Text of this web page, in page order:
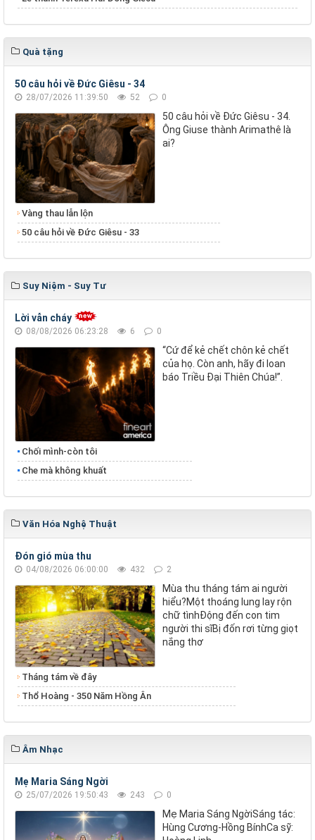
Quà tặng
50 câu hỏi về Đức Giêsu - 34
28/07/2026 11:39:50 52 0
50 câu hỏi về Đức Giêsu - 34.
Ông Giuse thành Arimathê là
ai?
Vàng thau lẫn lộn
50 câu hỏi về Đức Giêsu - 33
Suy Niệm - Suy Tư
Lời vẫn cháy
08/08/2026 06:23:28 6 0
“Cứ để kẻ chết chôn kẻ chết
của họ. Còn anh, hãy đi loan
báo Triều Đại Thiên Chúa!”.
Chối mình-còn tôi
Che mà không khuất
Văn Hóa Nghệ Thuật
Đón gió mùa thu
04/08/2026 06:00:00 432 2
Mùa thu tháng tám ai người
hiểu?Một thoáng lung lay rộn
chữ tìnhĐộng đến con tim
người thi sĩBị đốn rơi từng giọt
nắng thơ
Tháng tám về đây
Thổ Hoàng - 350 Năm Hồng Ân
Âm Nhạc
Mẹ Maria Sáng Ngời
25/07/2026 19:50:43 243 0
Mẹ Maria Sáng NgờiSáng tác:
Hùng Cương-Hồng BínhCa sỹ: